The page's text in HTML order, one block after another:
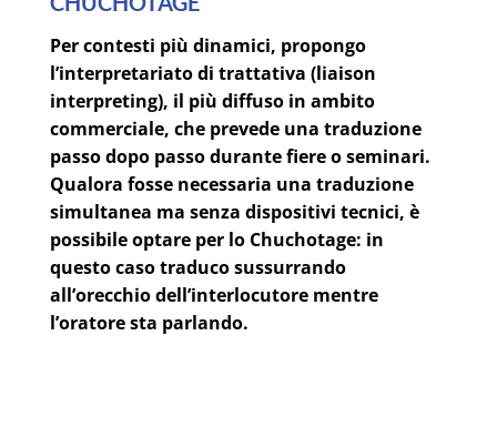
Per contesti più dinamici, propongo
l’interpretariato di trattativa (liaison
interpreting), il più diffuso in ambito
commerciale, che prevede una traduzione
passo dopo passo durante fiere o seminari.
Qualora fosse necessaria una traduzione
simultanea ma senza dispositivi tecnici, è
possibile optare per lo Chuchotage: in
questo caso traduco sussurrando
all’orecchio dell’interlocutore mentre
l’oratore sta parlando.